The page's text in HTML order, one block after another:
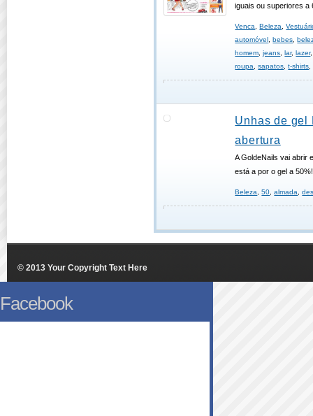
iguais ou superiores a
Venca ,Beleza ,
automóvel ,bebes ,
homem ,jeans ,lar,lazer
roupa
,sapatos ,t-shirts
Unhas de gel
abertura
A GoldeNails vai abrir
está a por o gel a 50%!
Beleza ,50 ,almada ,
© 2013 Your Copyright Text Here
Facebook